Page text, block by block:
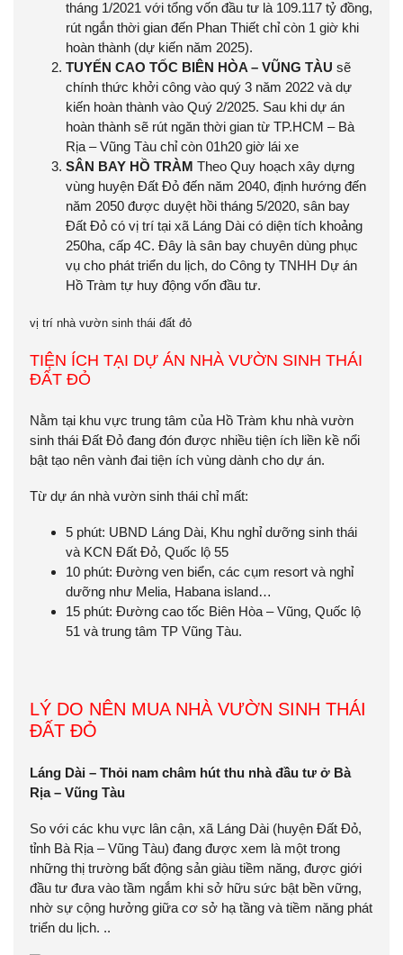
tháng 1/2021 với tổng vốn đầu tư là 109.117 tỷ đồng,
rút ngắn thời gian đến Phan Thiết chỉ còn 1 giờ khi
hoàn thành (dự kiến năm 2025).
TUYẾN CAO TỐC BIÊN HÒA – VŨNG TÀU sẽ
chính thức khởi công vào quý 3 năm 2022 và dự
kiến hoàn thành vào Quý 2/2025. Sau khi dự án
hoàn thành sẽ rút ngăn thời gian từ TP.HCM – Bà
Rịa – Vũng Tàu chỉ còn 01h20 giờ lái xe
SÂN BAY HỒ TRÀM Theo Quy hoạch xây dựng
vùng huyện Đất Đỏ đến năm 2040, định hướng đến
năm 2050 được duyệt hồi tháng 5/2020, sân bay
Đất Đỏ có vị trí tại xã Láng Dài có diện tích khoảng
250ha, cấp 4C. Đây là sân bay chuyên dùng phục
vụ cho phát triển du lịch, do Công ty TNHH Dự án
Hồ Tràm tự huy động vốn đầu tư.
vị trí nhà vườn sinh thái đất đỏ
TIỆN ÍCH TẠI DỰ ÁN NHÀ VƯỜN SINH THÁI
ĐẤT ĐỎ
Nằm tại khu vực trung tâm của Hồ Tràm khu nhà vườn
sinh thái Đất Đỏ đang đón được nhiều tiện ích liền kề nổi
bật tạo nên vành đai tiện ích vùng dành cho dự án.
Từ dự án nhà vườn sinh thái chỉ mất:
5 phút: UBND Láng Dài, Khu nghỉ dưỡng sinh thái
và KCN Đất Đỏ, Quốc lộ 55
10 phút: Đường ven biển, các cụm resort và nghỉ
dưỡng như Melia, Habana island…
15 phút: Đường cao tốc Biên Hòa – Vũng, Quốc lộ
51 và trung tâm TP Vũng Tàu.
LÝ DO NÊN MUA NHÀ VƯỜN SINH THÁI
ĐẤT ĐỎ
Láng Dài – Thỏi nam châm hút thu nhà đầu tư ở Bà
Rịa – Vũng Tàu
So với các khu vực lân cận, xã Láng Dài (huyện Đất Đỏ,
tỉnh Bà Rịa – Vũng Tàu) đang được xem là một trong
những thị trường bất động sản giàu tiềm năng, được giới
đầu tư đưa vào tầm ngắm khi sở hữu sức bật bền vững,
nhờ sự cộng hưởng giữa cơ sở hạ tầng và tiềm năng phát
triển du lịch. ..